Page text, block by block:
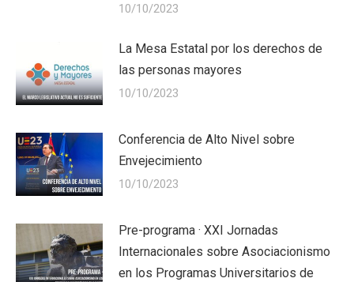
10/10/2023
La Mesa Estatal por los derechos de
las personas mayores
10/10/2023
Conferencia de Alto Nivel sobre
Envejecimiento
10/10/2023
Pre-programa · XXI Jornadas
Internacionales sobre Asociacionismo
en los Programas Universitarios de